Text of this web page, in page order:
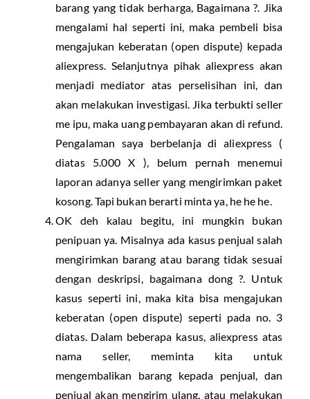
barang yang tidak berharga, Bagaimana ?. Jika
mengalami hal seperti ini, maka pembeli bisa
mengajukan keberatan (open dispute) kepada
aliexpress. Selanjutnya pihak aliexpress akan
menjadi mediator atas perselisihan ini, dan
akan melakukan investigasi. Jika terbukti seller
me ipu, maka uang pembayaran akan di refund.
Pengalaman saya berbelanja di aliexpress (
diatas 5.000 X ), belum pernah menemui
laporan adanya seller yang mengirimkan paket
kosong. Tapi bukan berarti minta ya, he he he.
OK deh kalau begitu, ini mungkin bukan
penipuan ya. Misalnya ada kasus penjual salah
mengirimkan barang atau barang tidak sesuai
dengan deskripsi, bagaimana dong ?. Untuk
kasus seperti ini, maka kita bisa mengajukan
keberatan (open dispute) seperti pada no. 3
diatas. Dalam beberapa kasus, aliexpress atas
nama seller, meminta kita untuk
mengembalikan barang kepada penjual, dan
penjual akan mengirim ulang, atau melakukan